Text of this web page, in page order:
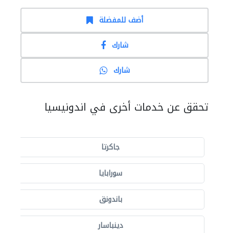
أضف للمفضلة
شارك
شارك
تحقق عن خدمات أخرى في اندونيسيا
جاكرتا
سورابايا
باندونق
دينباسار